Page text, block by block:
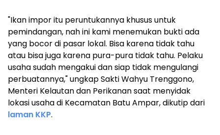
"Ikan impor itu peruntukannya khusus untuk
pemindangan, nah ini kami menemukan bukti ada
yang bocor di pasar lokal. Bisa karena tidak tahu
atau bisa juga karena pura-pura tidak tahu. Pelaku
usaha sudah mengakui dan siap tidak mengulangi
perbuatannya," ungkap Sakti Wahyu Trenggono,
Menteri Kelautan dan Perikanan saat menyidak
lokasi usaha di Kecamatan Batu Ampar, dikutip dari
laman KKP.